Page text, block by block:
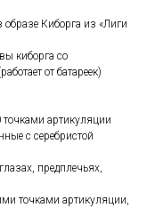
образе Киборга из «Лиги
киборга со
от батареек)
точками артикуляции
с серебристой
предплечьях,
точками артикуляции,